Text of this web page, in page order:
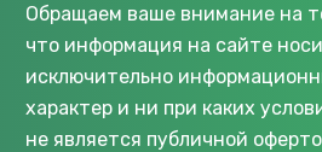
Обращаем ваше внимание на
что информация на сайте
исключительно
характер и ни при каких
не является публичной